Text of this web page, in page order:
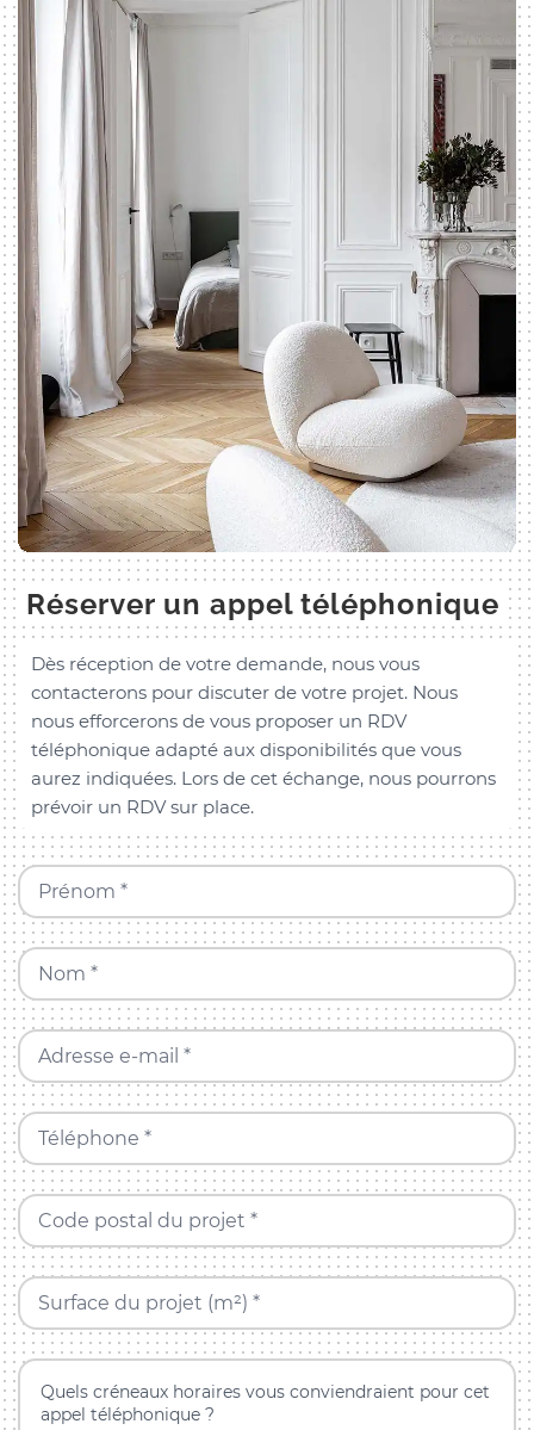
Réserver un appel téléphonique
Dès réception de votre demande, nous vous
contacterons pour discuter de votre projet. Nous
nous efforcerons de vous proposer un RDV
téléphonique adapté aux disponibilités que vous
aurez indiquées. Lors de cet échange, nous pourrons
prévoir un RDV sur place.
Prénom *
Nom *
Adresse e-mail *
Téléphone *
Code postal du projet *
Surface du projet (m²) *
Quels créneaux horaires vous conviendraient pour cet
appel téléphonique ?